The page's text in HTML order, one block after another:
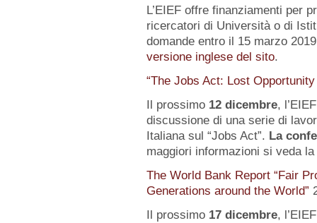
L’EIEF offre finanziamenti per
ricercatori di Università o di
domande entro il 15 marzo
versione inglese del sito.
“The Jobs Act: Lost
Il prossimo 12 dicembre,
discussione di una serie di
Italiana sul “Jobs Act”. La
maggiori informazioni si veda la
The World Bank Report “Fair
Generations around the World”
Il prossimo 17 dicembre,